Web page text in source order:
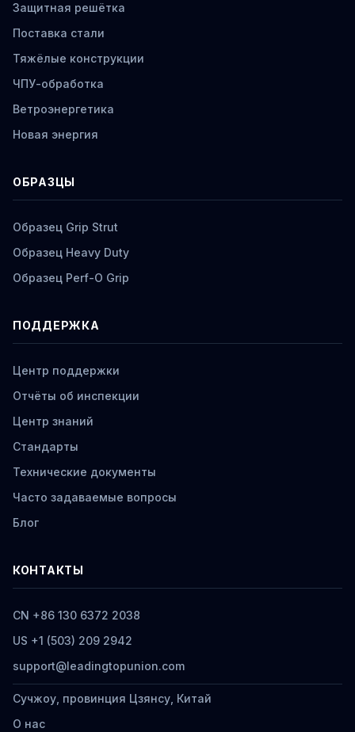
Защитная решётка
Поставка стали
Тяжёлые конструкции
ЧПУ-обработка
Ветроэнергетика
Новая энергия
ОБРАЗЦЫ
Образец Grip Strut
Образец Heavy Duty
Образец Perf-O Grip
ПОДДЕРЖКА
Центр поддержки
Отчёты об инспекции
Центр знаний
Стандарты
Технические документы
Часто задаваемые вопросы
Блог
КОНТАКТЫ
CN +86 130 6372 2038
US +1 (503) 209 2942
support@leadingtopunion.com
Сучжоу, провинция Цзянсу, Китай
О нас